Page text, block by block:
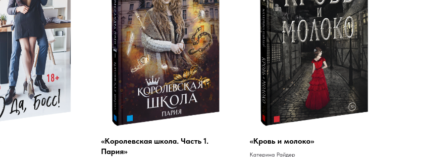
«Королевская школа. Часть 1.
Пария»
«Кровь и молоко»
Катерина Райдер